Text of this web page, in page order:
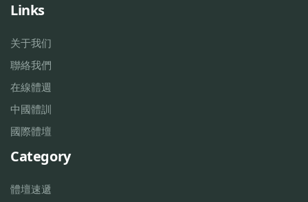
Links
关于我们
聯絡我們
在線體週
中國體訓
國際體壇
Category
體壇速遞